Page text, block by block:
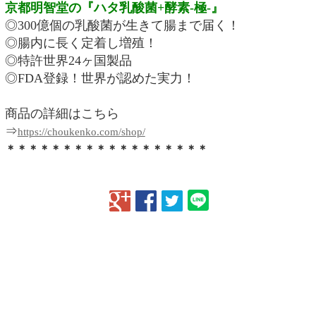
京都明智堂の『ハタ乳酸菌+酵素-極-』
◎300億個の乳酸菌が生きて腸まで届く！
◎腸内に長く定着し増殖！
◎特許世界24ヶ国製品
◎FDA登録！世界が認めた実力！
商品の詳細はこちら
⇒https://choukenko.com/shop/
＊＊＊＊＊＊＊＊＊＊＊＊＊＊＊＊＊＊